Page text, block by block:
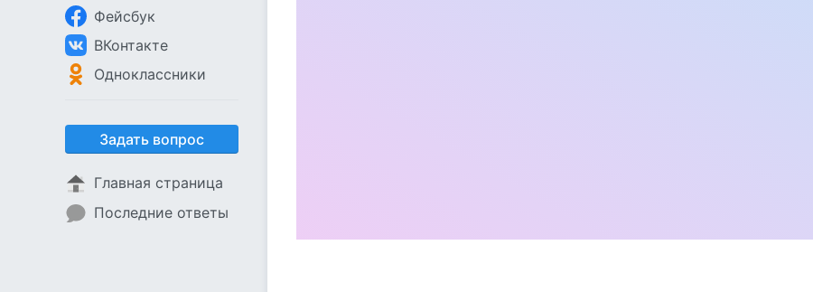
Фейсбук
ВКонтакте
Одноклассники
Задать вопрос
Главная страница
Последние ответы